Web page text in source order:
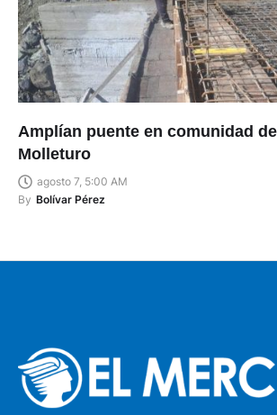
Amplían puente en comunidad
Molleturo
agosto 7, 5:00 AM
By Bolívar Pérez